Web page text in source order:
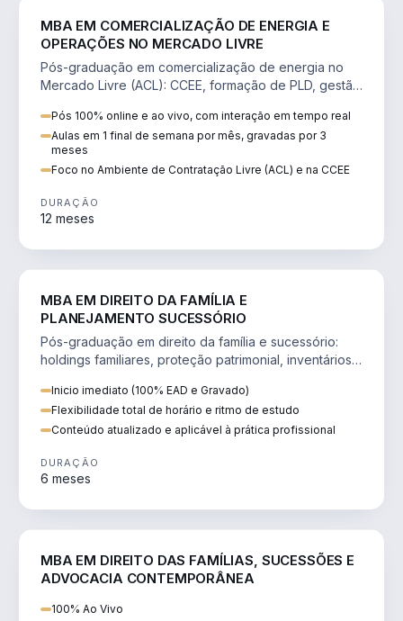
MBA EM COMERCIALIZAÇÃO DE ENERGIA E
OPERAÇÕES NO MERCADO LIVRE
Pós-graduação em comercialização de energia no
Mercado Livre (ACL): CCEE, formação de PLD, gestão
Pós 100% online e ao vivo, com interação em tempo real
Aulas em 1 final de semana por mês, gravadas por 3
meses
Foco no Ambiente de Contratação Livre (ACL) e na CCEE
DURAÇÃO
12 meses
MBA EM DIREITO DA FAMÍLIA E
PLANEJAMENTO SUCESSÓRIO
Pós-graduação em direito da família e sucessório:
holdings familiares, proteção patrimonial, inventários
Inicio imediato (100% EAD e Gravado)
Flexibilidade total de horário e ritmo de estudo
Conteúdo atualizado e aplicável à prática profissional
DURAÇÃO
6 meses
MBA EM DIREITO DAS FAMÍLIAS, SUCESSÕES E
ADVOCACIA CONTEMPORÂNEA
100% Ao Vivo